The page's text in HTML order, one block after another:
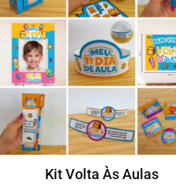
Kit Volta Às Aulas